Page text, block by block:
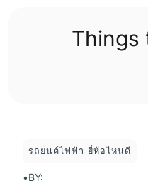
Things
รถยนต์ไฟฟ้า ยี่ห้อไหนดี
•BY: